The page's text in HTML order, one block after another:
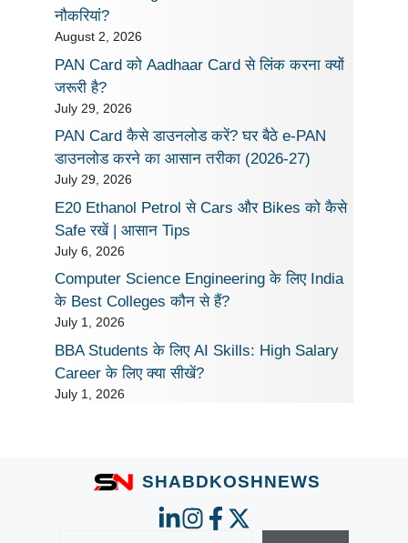
नौकरियां?
August 2, 2026
PAN Card को Aadhaar Card से लिंक करना क्यों
जरूरी है?
July 29, 2026
PAN Card कैसे डाउनलोड करें? घर बैठे e-PAN
डाउनलोड करने का आसान तरीका (2026-27)
July 29, 2026
E20 Ethanol Petrol से Cars और Bikes को कैसे
Safe रखें | आसान Tips
July 6, 2026
Computer Science Engineering के लिए India
के Best Colleges कौन से हैं?
July 1, 2026
BBA Students के लिए AI Skills: High Salary
Career के लिए क्या सीखें?
July 1, 2026
SHABDKOSHNEWS